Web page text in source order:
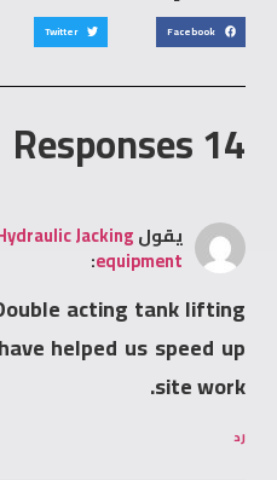
Facebook
Twitter
14 Responses
يقولHydraulic Jacking
equipment
:
acting tank lifting
helped us speed up
site work.